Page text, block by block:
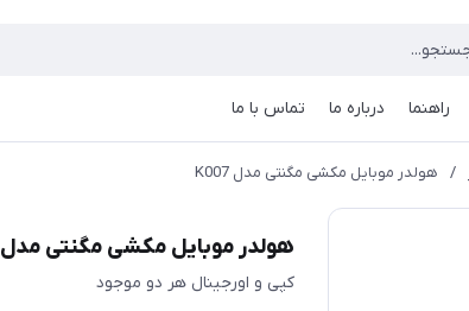
راهنما درباره ما تماس با ما
/ هولدر موبایل مکشی مگنتی مدل K007
هولدر موبایل مکشی مگنتی مدل K007
کپی و اورجینال هر دو موجود